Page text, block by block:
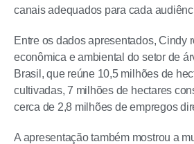
canais adequados para cada
Entre os dados apresentados, Cindy
econômica e ambiental do setor de
Brasil, que reúne 10,5 milhões de
cultivadas, 7 milhões de hectares
cerca de 2,8 milhões de empregos
A apresentação também mostrou a